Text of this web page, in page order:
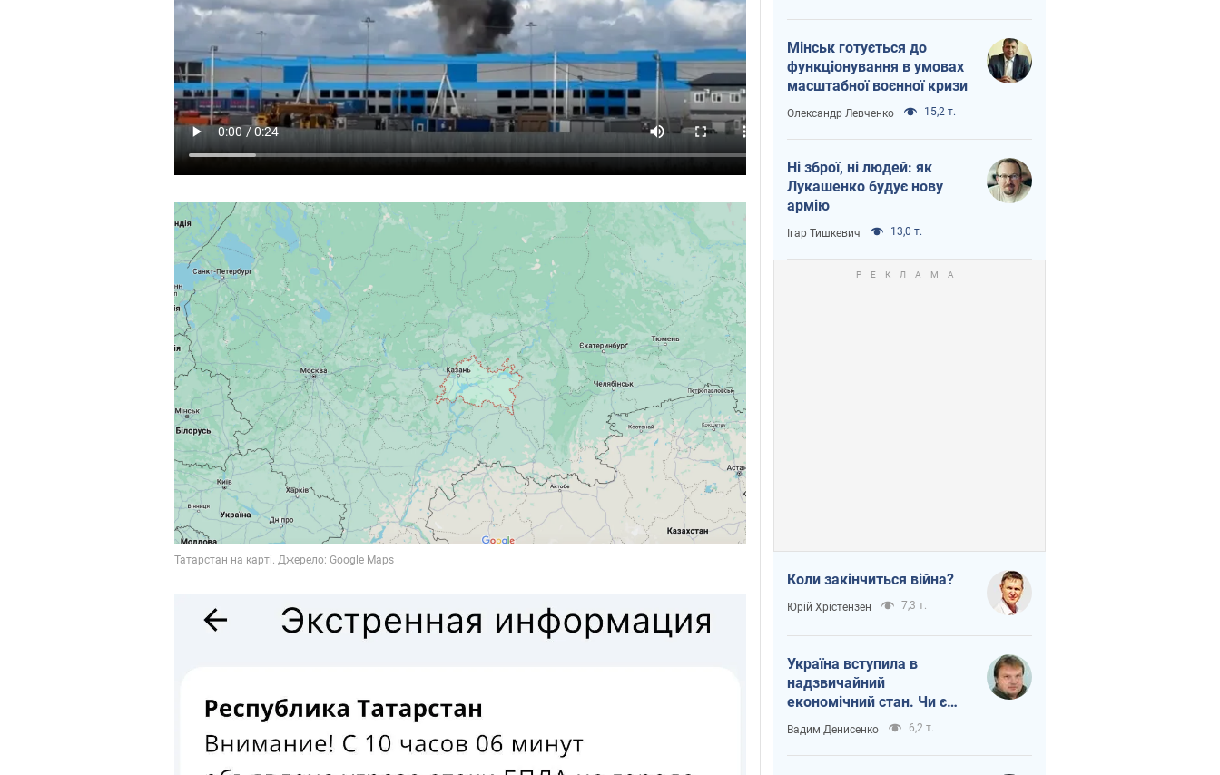
Мінськ готується до
функціонування в умовах
масштабної воєнної кризи
Олександр Левченко 15,2 т.
Ні зброї, ні людей: як
Лукашенко будує нову
армію
Ігар Тишкевич 13,0 т.
Коли закінчиться війна?
Юрій Хрістензен 7,3 т.
Україна вступила в
надзвичайний
економічний стан. Чи є
світло вкінці тунелю?
Вадим Денисенко 6,2 т.